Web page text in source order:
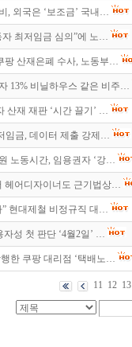
, 외국은 ‘보조금’ 국내…
자 최저임금 심의”에 노…
팡 산재은폐 수사, 노동부…
13% 비닐하우스 같은 비주…
산재 재판 ‘시간 끌기’ …
임금, 데이터 제출 강제…
노동시간, 임용권자 ‘강…
헤어디자이너도 근기법상…
” 현대제철 비정규직 대…
자성 첫 판단 ‘4월2일’ …
한 쿠팡 대리점 ‘택배노…
11 12 13